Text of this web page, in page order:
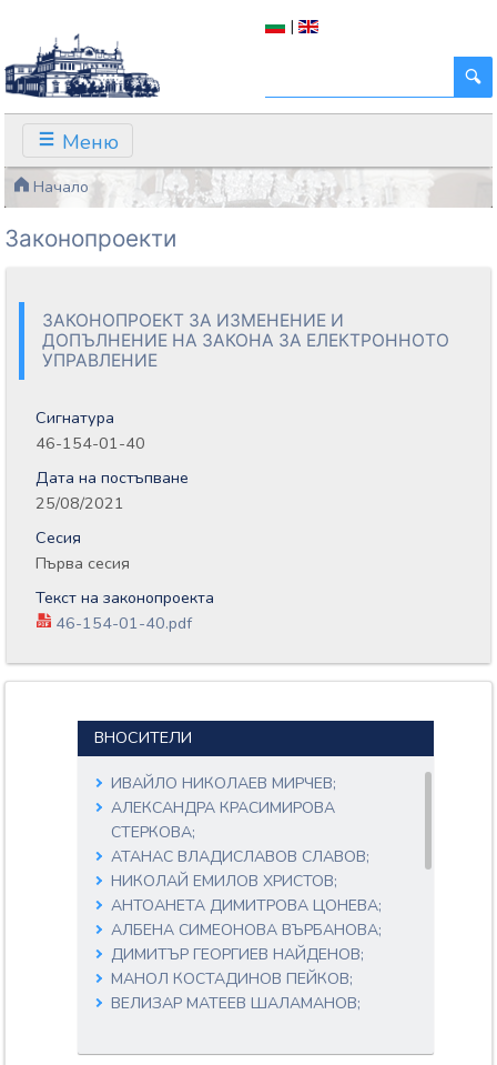
|
Меню
Начало
Законопроекти
ЗАКОНОПРОЕКТ ЗА ИЗМЕНЕНИЕ И
ДОПЪЛНЕНИЕ НА ЗАКОНА ЗА ЕЛЕКТРОННОТО
УПРАВЛЕНИЕ
Сигнатура
46-154-01-40
Дата на постъпване
25/08/2021
Сесия
Първа сесия
Текст на законопроекта
46-154-01-40.pdf
ВНОСИТЕЛИ
ИВАЙЛО НИКОЛАЕВ МИРЧЕВ;
АЛЕКСАНДРА КРАСИМИРОВА
СТЕРКОВА;
АТАНАС ВЛАДИСЛАВОВ СЛАВОВ;
НИКОЛАЙ ЕМИЛОВ ХРИСТОВ;
АНТОАНЕТА ДИМИТРОВА ЦОНЕВА;
АЛБЕНА СИМЕОНОВА ВЪРБАНОВА;
ДИМИТЪР ГЕОРГИЕВ НАЙДЕНОВ;
МАНОЛ КОСТАДИНОВ ПЕЙКОВ;
ВЕЛИЗАР МАТЕЕВ ШАЛАМАНОВ;
ЕЛИСАВЕТА ДИМИТРОВА